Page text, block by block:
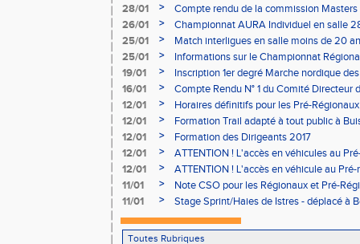
28/01
>
Compte rendu de la commission
à Bourgoin
26/01 >
Championnat AURA Individuel en salle
25/01
>
Match interligues en salle moins de 20
25/01
>
Informations sur le Championnat
05/02
19/01 >
Inscription 1er degré Marche nordique
03/02 (sous condition)
16/01 >
Compte Rendu N° 1 du Comité Directeur
12/01
>
Horaires définitifs pour les Pré-
Aubière
12/01 >
Formation Trail adapté à tout public à
12/01
>
Formation des Dirigeants 2017
12/01
>
ATTENTION ! L'accès en véhicules au
Bains sera réglementé
12/01 >
ATTENTION ! L'accès en véhicule au
Bains sera réglementé
11/01 >
Note CSO pour les Régionaux et Pré-
11/01
> Stage Sprint/Haies de Istres - déplacé à